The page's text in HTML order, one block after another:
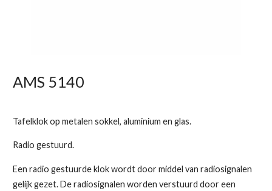
AMS 5140
Tafelklok op metalen sokkel, aluminium en glas.
Radio gestuurd.
Een radio gestuurde klok wordt door middel van radiosignalen
gelijk gezet. De radiosignalen worden verstuurd door een